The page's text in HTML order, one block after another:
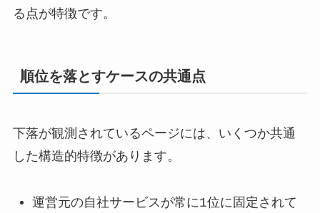
る点が特徴です。
順位を落とすケースの共通点
下落が観測されているページには、いくつか共通
した構造的特徴があります。
運営元の自社サービスが常に1位に固定されて